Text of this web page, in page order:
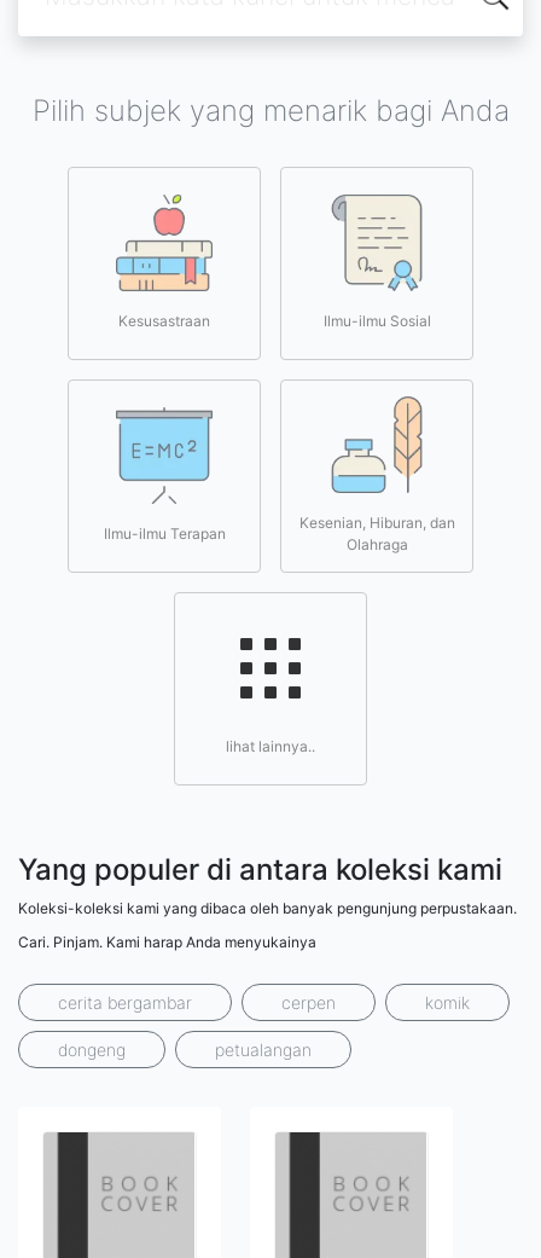
Pilih subjek yang menarik bagi Anda
Kesusastraan Ilmu-ilmu Sosial
Ilmu-ilmu Terapan
Kesenian, Hiburan, dan
Olahraga
lihat lainnya..
Yang populer di antara koleksi kami
Koleksi-koleksi kami yang dibaca oleh banyak pengunjung perpustakaan.
Cari. Pinjam. Kami harap Anda menyukainya
cerita bergambar cerpen komik
dongeng petualangan